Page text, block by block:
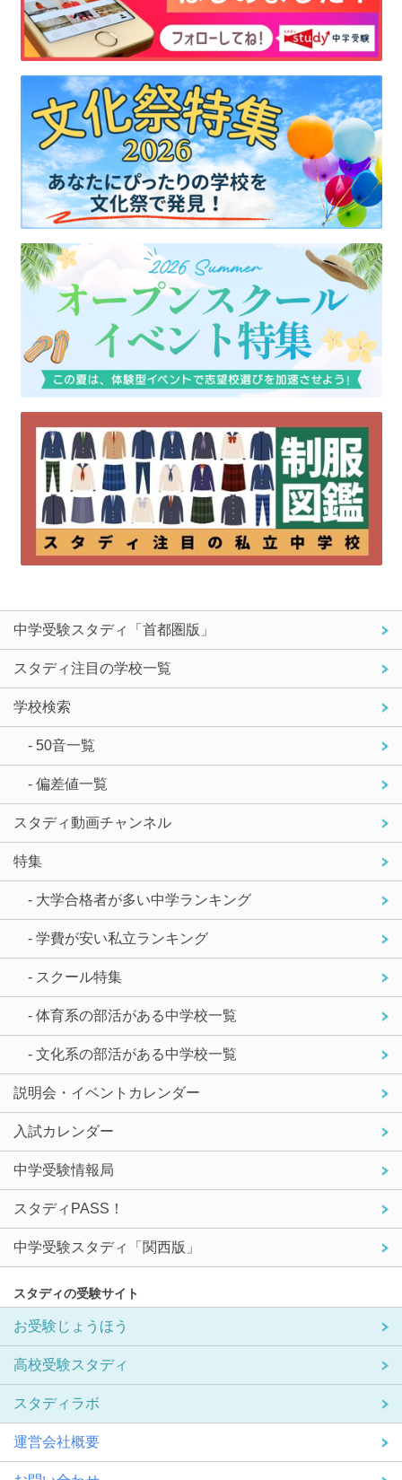
中学受験スタディ「首都圏版」
スタディ注目の学校一覧
学校検索
- 50音一覧
- 偏差値一覧
スタディ動画チャンネル
特集
- 大学合格者が多い中学ランキング
- 学費が安い私立ランキング
- スクール特集
- 体育系の部活がある中学校一覧
- 文化系の部活がある中学校一覧
説明会・イベントカレンダー
入試カレンダー
中学受験情報局
スタディPASS！
中学受験スタディ「関西版」
スタディの受験サイト
お受験じょうほう
高校受験スタディ
スタディラボ
運営会社概要